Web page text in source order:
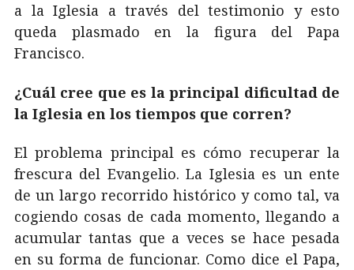
a la Iglesia a través del testimonio y esto
queda plasmado en la figura del Papa
Francisco.
¿Cuál cree que es la principal dificultad de
la Iglesia en los tiempos que corren?
El problema principal es cómo recuperar la
frescura del Evangelio. La Iglesia es un ente
de un largo recorrido histórico y como tal, va
cogiendo cosas de cada momento, llegando a
acumular tantas que a veces se hace pesada
en su forma de funcionar. Como dice el Papa,